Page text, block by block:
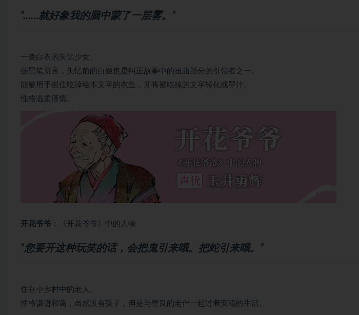
“……就好象我的脑中蒙了一层雾。”
一袭白衣的失忆少女。
据黑笔所言，失忆前的白姬也是纠正故事中的扭曲部分的引领者之一。
能够用手抓住吃掉绘本文字的衣鱼，并将被吃掉的文字转化成墨汁。
性格温柔谨慎。
开花爷爷 ：《开花爷爷》中的人物
“您要开这种玩笑的话，会把鬼引来哦。把蛇引来哦。”
住在小乡村中的老人。
性格谦逊和蔼，虽然没有孩子，但是与善良的老伴一起过着安稳的生活。